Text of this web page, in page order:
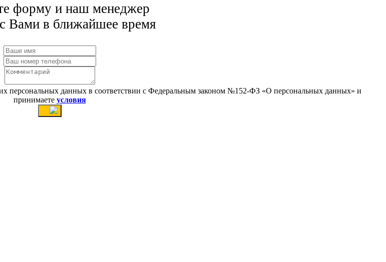
форму и наш менеджер
Вами в ближайшее время
персональных данных в соответствии с Федеральным законом №152-ФЗ «О персональных данных» и
принимаете условия